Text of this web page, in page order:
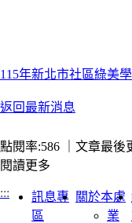
115年新北市社區綠美
返回最新消息
點閱率:586 ｜ 文章最後
閱讀更多
:::
訊息專
區
關於本處
業